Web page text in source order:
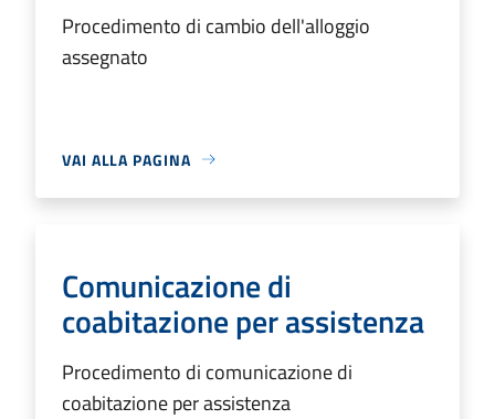
Procedimento di cambio dell'alloggio
assegnato
VAI ALLA PAGINA
Comunicazione di
coabitazione per assistenza
Procedimento di comunicazione di
coabitazione per assistenza